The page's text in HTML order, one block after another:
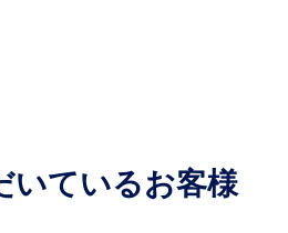
いているお客様